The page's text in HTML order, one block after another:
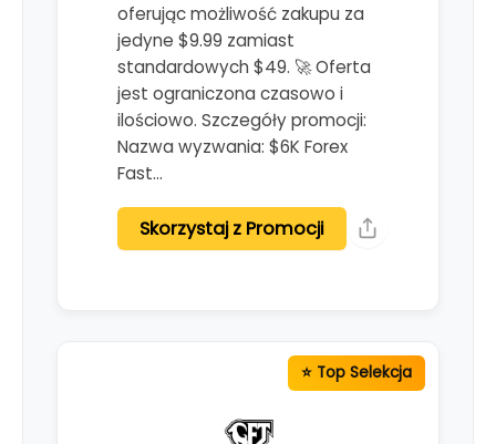
oferując możliwość zakupu za
jedyne $9.99 zamiast
standardowych $49. 🚀 Oferta
jest ograniczona czasowo i
ilościowo. Szczegóły promocji:
Nazwa wyzwania: $6K Forex
Fast…
Skorzystaj z Promocji